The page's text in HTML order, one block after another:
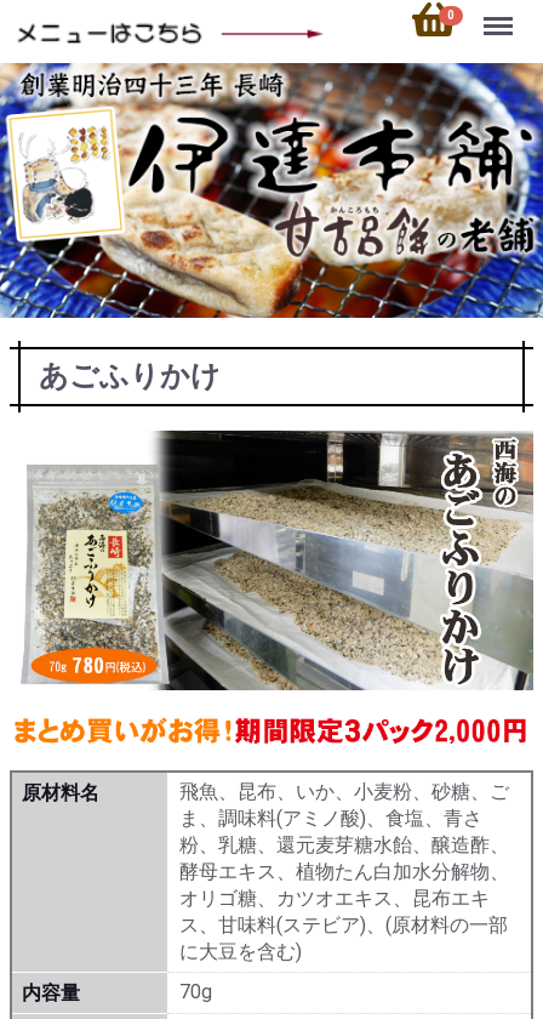
0 Menu
あごふりかけ
原材料名
飛魚、昆布、いか、小麦粉、砂糖、ご
ま、調味料(アミノ酸)、食塩、青さ
粉、乳糖、還元麦芽糖水飴、醸造酢、
酵母エキス、植物たん白加水分解物、
オリゴ糖、カツオエキス、昆布エキ
ス、甘味料(ステビア)、(原材料の一部
に大豆を含む)
内容量
70g